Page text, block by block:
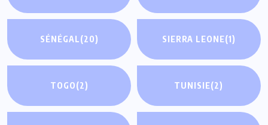
SÉNÉGAL(20) SIERRA LEONE(1)
TOGO(2) TUNISIE(2)